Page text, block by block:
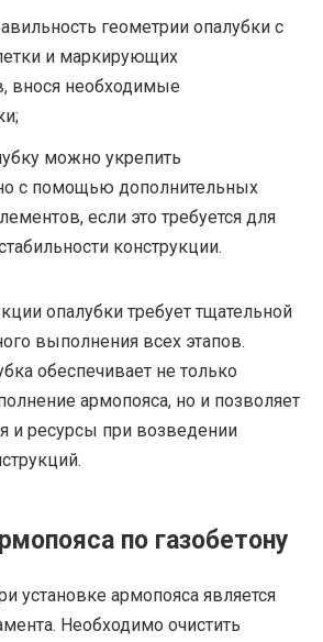
геометрии опалубки с
и маркирующих
внося необходимые
можно укрепить
с помощью дополнительных
если это требуется для
конструкции.
опалубки требует тщательной
выполнения всех этапов.
обеспечивает не только
армопояса, но и позволяет
и ресурсы при возведении
по газобетону
установке армопояса является
Необходимо очистить